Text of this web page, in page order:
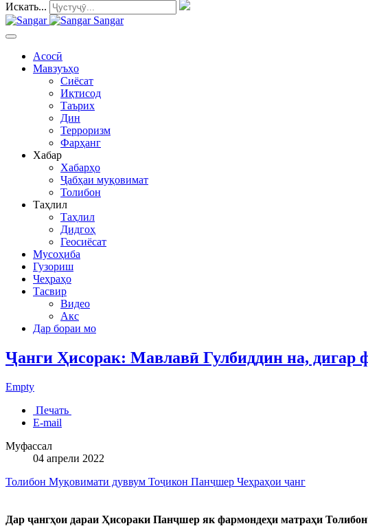
Искать...
Sangar
Асосӣ
Мавзуъҳо
Сиёсат
Иқтисод
Таърих
Дин
Терроризм
Фарҳанг
Хабар
Хабарҳо
Ҷабҳаи муқовимат
Толибон
Таҳлил
Таҳлил
Дидгоҳ
Геосиёсат
Мусоҳиба
Гузориш
Чеҳраҳо
Тасвир
Видео
Акс
Дар бораи мо
Ҷанги Ҳисорак: Мавлавӣ Гулбиддин на, дигар
Empty
Печать
E-mail
Муфассал
04 апрели 2022
Толибон Муқовимати дуввум Тоҷикон Панҷшер Чеҳраҳои ҷанг
Дар ҷангҳои дараи Ҳисораки Панҷшер як фармондеҳи матраҳи